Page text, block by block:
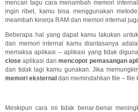
mencari tagu cara menambah memori
ingin ribet, kamu bisa menggunakan
meambah kinerja RAM dan memori internal
Beberapa hal yang dapat kamu lakukan
dan memori internal kamu diantasanya
memaksa aplikasi – aplikasi yang tidak
closeaplikasi danmencopot pemasangan
dan tidak lagi kamu gunakan. Jika
memori eksternal dan memindahkan file – file
Meskipun cara ini tidak benar-benar